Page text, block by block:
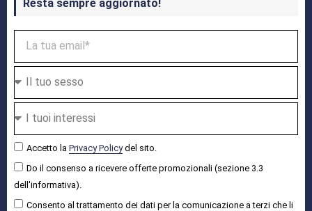
Resta sempre aggiornato!
Accetto la Privacy Policydel sito.
Do il consenso a ricevere offerte promozionali (sezione 3.3
dell'informativa).
Consento al trattamento dei dati per la comunicazione a terzi che li